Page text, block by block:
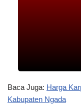
Baca Juga: Harga
Kabupaten Ngada